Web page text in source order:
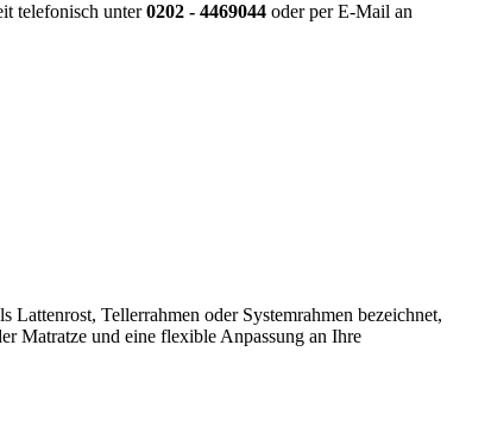
telefonisch unter0202 - 4469044 oder per E-Mail an
Lattenrost, Tellerrahmen oder Systemrahmen bezeichnet,
Matratze und eine flexible Anpassung an Ihre